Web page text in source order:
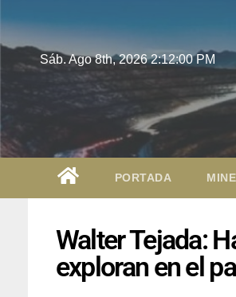
Sáb. Ago 8th, 20262:12:01 PM
PORTADA
Walter Tejada:
exploran en el